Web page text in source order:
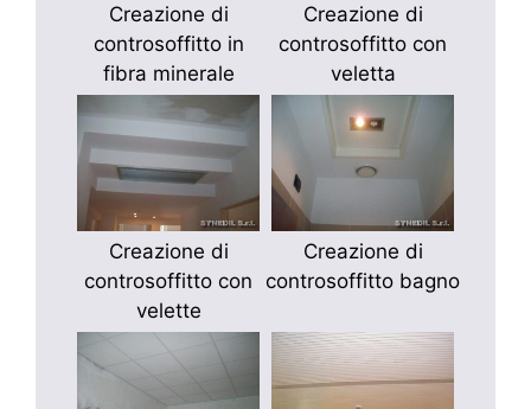
Creazione di
controsoffitto in
fibra minerale
Creazione di
controsoffitto con
veletta
Creazione di
controsoffitto con
velette
Creazione di
controsoffitto bagno